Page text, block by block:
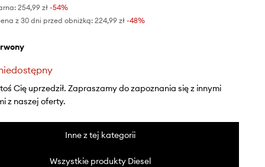
254,99 zł-54%
z 30 dni przed obniżką: 224,99 zł -48%
Cię uprzedził. Zapraszamy do zapoznania się z innymi
z naszej oferty.
Inne z tej kategorii
Wszystkie produkty Diesel